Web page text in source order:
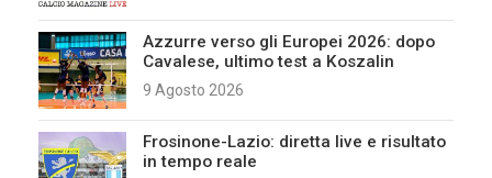
Azzurre verso gli Europei 2026: dopo
Cavalese, ultimo test a Koszalin
9 Agosto 2026
Frosinone-Lazio: diretta live e risultato
in tempo reale